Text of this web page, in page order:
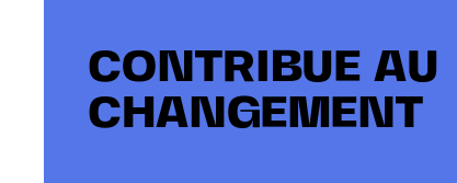
CONTRIBUE AU
CHANGEMENT